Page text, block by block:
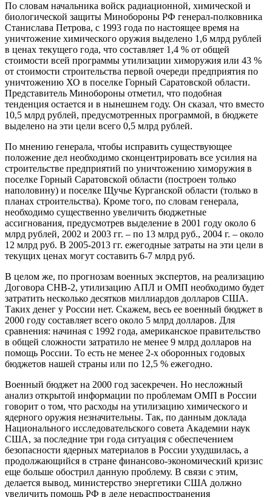
По словам начальника войск радиационной, химической и
биологической защиты Минобороны РФ генерал-полковника
Станислава Петрова, с 1993 года по настоящее время на
уничтожение химического оружия выделено 1,6 млрд рублей
в ценах текущего года, что составляет 1,4 % от общей
стоимости всей программы утилизации химоружия или 43 %
от стоимости строительства первой очереди предприятия по
уничтожению ХО в поселке Горный Саратовской области.
Представитель Минобороны отметил, что подобная
тенденция остается и в нынешнем году. Он сказал, что вместо
10,5 млрд рублей, предусмотренных программой, в бюджете
выделено на эти цели всего 0,5 млрд рублей.
По мнению генерала, чтобы исправить существующее
положение дел необходимо сконцентрировать все усилия на
строительстве предприятий по уничтожению химоружия в
поселке Горный Саратовской области (построен только
наполовину) и поселке Щучье Курганской области (только в
планах строительства). Кроме того, по словам генерала,
необходимо существенно увеличить бюджетные
ассигнования, предусмотрев выделение в 2001 году около 6
млрд рублей, 2002 и 2003 гг. – по 13 млрд руб., 2004 г. – около
12 млрд руб. В 2005-2013 гг. ежегодные затраты на эти цели в
текущих ценах могут составить 6-7 млрд руб.
В целом же, по прогнозам военных экспертов, на реализацию
Договора СНВ-2, утилизацию АПЛ и ОМП необходимо будет
затратить несколько десятков миллиардов долларов США.
Таких денег у России нет. Скажем, весь ее военный бюджет в
2000 году составляет всего около 5 млрд долларов. Для
сравнения: начиная с 1992 года, американское правительство
в общей сложности затратило не менее 9 млрд долларов на
помощь России. То есть не менее 2-х оборонных годовых
бюджетов нашей страны или по 12,5 % ежегодно.
Военный бюджет на 2000 год засекречен. Но несложный
анализ открытой информации по проблемам ОМП в России
говорит о том, что расходы на утилизацию химического и
ядерного оружия незначительны. Так, по данным доклада
Национального исследовательского совета Академии наук
США, за последние три года ситуация с обеспечением
безопасности ядерных материалов в России ухудшилась, а
продолжающийся в стране финансово-экономический кризис
еще больше обострил данную проблему. В связи с этим,
делается вывод, министерство энергетики США должно
увеличить помощь РФ в деле нераспространения